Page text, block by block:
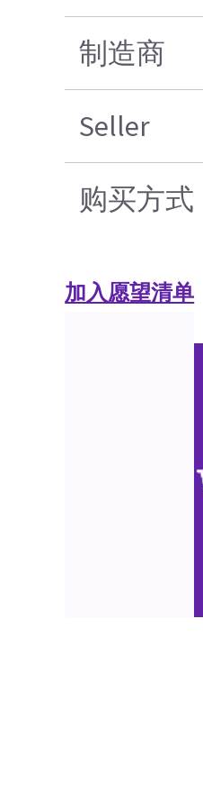
制造商
Seller
购买方式
加入愿望清单